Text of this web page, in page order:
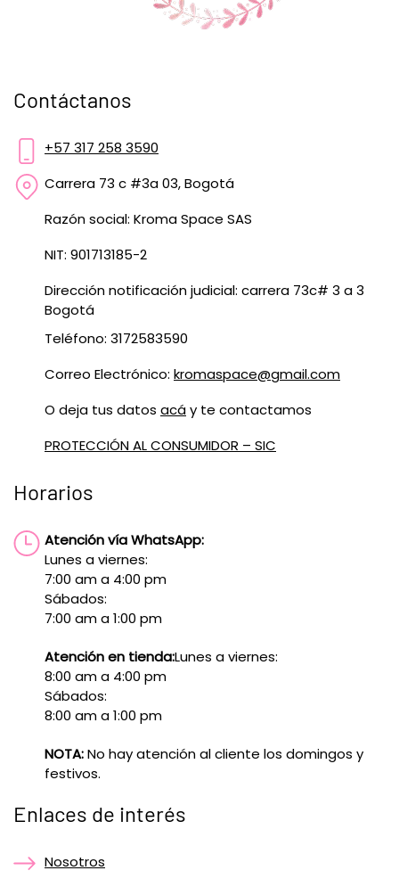
Contáctanos
+57 317 258 3590
Carrera 73 c #3a 03, Bogotá
Razón social: Kroma Space SAS
NIT: 901713185-2
Dirección notificación judicial: carrera 73c# 3 a 3
Bogotá
Teléfono: 3172583590
Correo Electrónico: kromaspace@gmail.com
O deja tus datos acáy te contactamos
PROTECCIÓN AL CONSUMIDOR – SIC
Horarios
Atención vía WhatsApp:
Lunes a viernes:
7:00 am a 4:00 pm
Sábados:
7:00 am a 1:00 pm
Atención en tienda:Lunes a viernes:
8:00 am a 4:00 pm
Sábados:
8:00 am a 1:00 pm
NOTA:No hay atención al cliente los domingos y
festivos.
Enlaces de interés
Nosotros